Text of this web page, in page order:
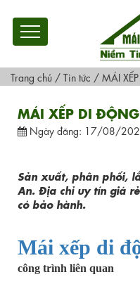
Trang chủ / Tin tức / MÁI
MÁI XẾP DI
Ngày đăng: 17/08/
Sản xuất, phân phối,
An. Địa chỉ uy tín giá
có bảo hành.
Mái xếp di
công trình liên quan